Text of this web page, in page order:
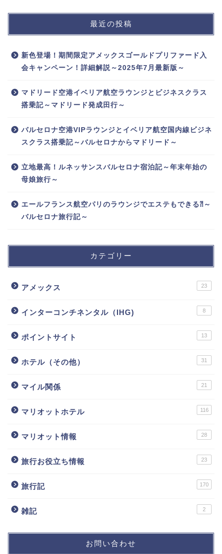
最近の投稿
新色登場！期間限定アメックスゴールドプリファード入
会キャンペーン！詳細解説～2025年7月最新版～
マドリード空港イベリア航空ラウンジとビジネスクラス
搭乗記～マドリード発成田行～
バルセロナ空港VIPラウンジとイベリア航空国内線ビジネ
スクラス搭乗記～バルセロナからマドリード～
立地最高！ルネッサンスバルセロナ宿泊記～年末年始の
母娘旅行～
エールフランス航空パリのラウンジでエステもできる⁈～
バルセロナ旅行記～
カテゴリー
アメックス 23
インターコンチネンタル（IHG) 8
ポイントサイト 13
ホテル（その他） 31
マイル関係 21
マリオットホテル 116
マリオット情報 28
旅行お役立ち情報 23
旅行記 170
雑記 2
お問い合わせ